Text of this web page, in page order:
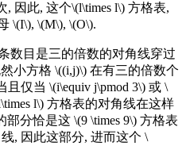
因此, 这个\(l\times l\) 方格表,
\(I\), \(M\), \(O\).
数目是三的倍数的对角线穿过
小方格 \((i,j)\) 在有三的倍数个
仅当 \(i\equiv j\pmod 3\) 或 \
l\) 方格表的对角线在这样
部分恰是这 \(9 \times 9\) 方格表
, 因此这部分, 进而这个 \